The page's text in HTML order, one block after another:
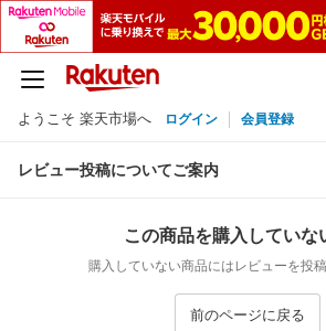
ようこそ 楽天市場へ ログイン 会員登録
レビュー投稿についてご案内
この商品を購入していな
購入していない商品にはレビューを投稿
前のページに戻る